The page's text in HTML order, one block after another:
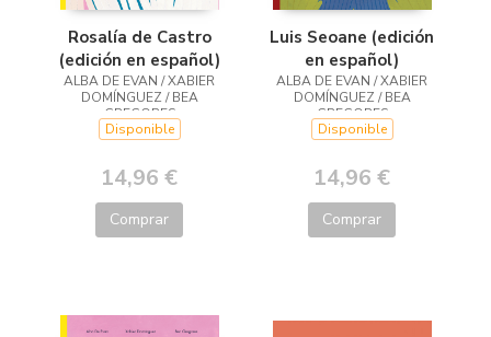
Rosalía de Castro
(edición en español)
ALBA DE EVAN / XABIER
DOMÍNGUEZ / BEA
GREGORES
Disponible
14,96 €
Comprar
Luis Seoane (edición
en español)
ALBA DE EVAN / XABIER
DOMÍNGUEZ / BEA
GREGORES
Disponible
14,96 €
Comprar